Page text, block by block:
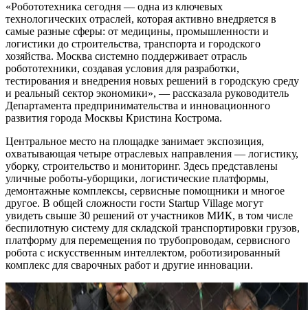
«Робототехника сегодня — одна из ключевых
технологических отраслей, которая активно внедряется в
самые разные сферы: от медицины, промышленности и
логистики до строительства, транспорта и городского
хозяйства. Москва системно поддерживает отрасль
робототехники, создавая условия для разработки,
тестирования и внедрения новых решений в городскую среду
и реальный сектор экономики», — рассказала руководитель
Департамента предпринимательства и инновационного
развития города Москвы Кристина Кострома.
Центральное место на площадке занимает экспозиция,
охватывающая четыре отраслевых направления — логистику,
уборку, строительство и мониторинг. Здесь представлены
уличные роботы-уборщики, логистические платформы,
демонтажные комплексы, сервисные помощники и многое
другое. В общей сложности гости Startup Village могут
увидеть свыше 30 решений от участников МИК, в том числе
беспилотную систему для складской транспортировки грузов,
платформу для перемещения по трубопроводам, сервисного
робота с искусственным интеллектом, роботизированный
комплекс для сварочных работ и другие инновации.